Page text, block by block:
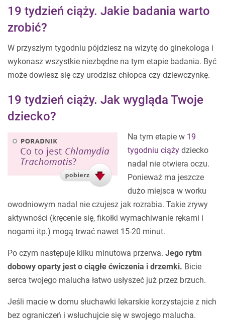
19 tydzień ciąży. Jakie badania warto
zrobić?
W przyszłym tygodniu pójdziesz na wizytę do ginekologa i
wykonasz wszystkie niezbędne na tym etapie badania. Być
może dowiesz się czy urodzisz chłopca czy dziewczynkę.
19 tydzień ciąży. Jak wygląda Twoje
dziecko?
Na tym etapie w 19
tygodniu ciąży dziecko
nadal nie otwiera oczu.
Ponieważ ma jeszcze
dużo miejsca w worku
owodniowym nadal nie czujesz jak rozrabia. Takie zrywy
aktywności (kręcenie się, fikołki wymachiwanie rękami i
nogami itp.) mogą trwać nawet 15-20 minut.
Po czym następuje kilku minutowa przerwa. Jego rytm
dobowy oparty jest o ciągłe ćwiczenia i drzemki. Bicie
serca twojego malucha łatwo usłyszeć już przez brzuch.
Jeśli macie w domu słuchawki lekarskie korzystajcie z nich
bez ograniczeń i wsłuchujcie się w swojego malucha.